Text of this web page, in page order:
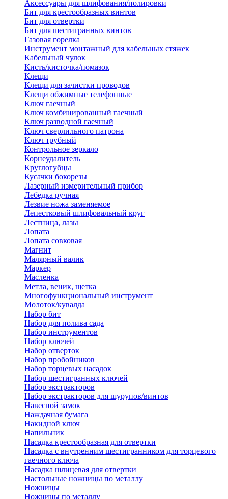
Аксессуары для шлифования/полировки
Бит для крестообразных винтов
Бит для отвертки
Бит для шестигранных винтов
Газовая горелка
Инструмент монтажный для кабельных стяжек
Кабельный чулок
Кисть/кисточка/помазок
Клещи
Клещи для зачистки проводов
Клещи обжимные телефонные
Ключ гаечный
Ключ комбинированный гаечный
Ключ разводной гаечный
Ключ сверлильного патрона
Ключ трубный
Контрольное зеркало
Корнеудалитель
Круглогубцы
Кусачки бокорезы
Лазерный измерительный прибор
Лебедка ручная
Лезвие ножа заменяемое
Лепестковый шлифовальный круг
Лестница, лазы
Лопата
Лопата совковая
Магнит
Малярный валик
Маркер
Масленка
Метла, веник, щетка
Многофункциональный инструмент
Молоток/кувалда
Набор бит
Набор для полива сада
Набор инструментов
Набор ключей
Набор отверток
Набор пробойников
Набор торцевых насадок
Набор шестигранных ключей
Набор экстракторов
Набор экстракторов для шурупов/винтов
Навесной замок
Наждачная бумага
Накидной ключ
Напильник
Насадка крестообразная для отвертки
Насадка с внутренним шестигранником для торцевого
гаечного ключа
Насадка шлицевая для отвертки
Настольные ножницы по металлу
Ножницы
Ножницы по металлу